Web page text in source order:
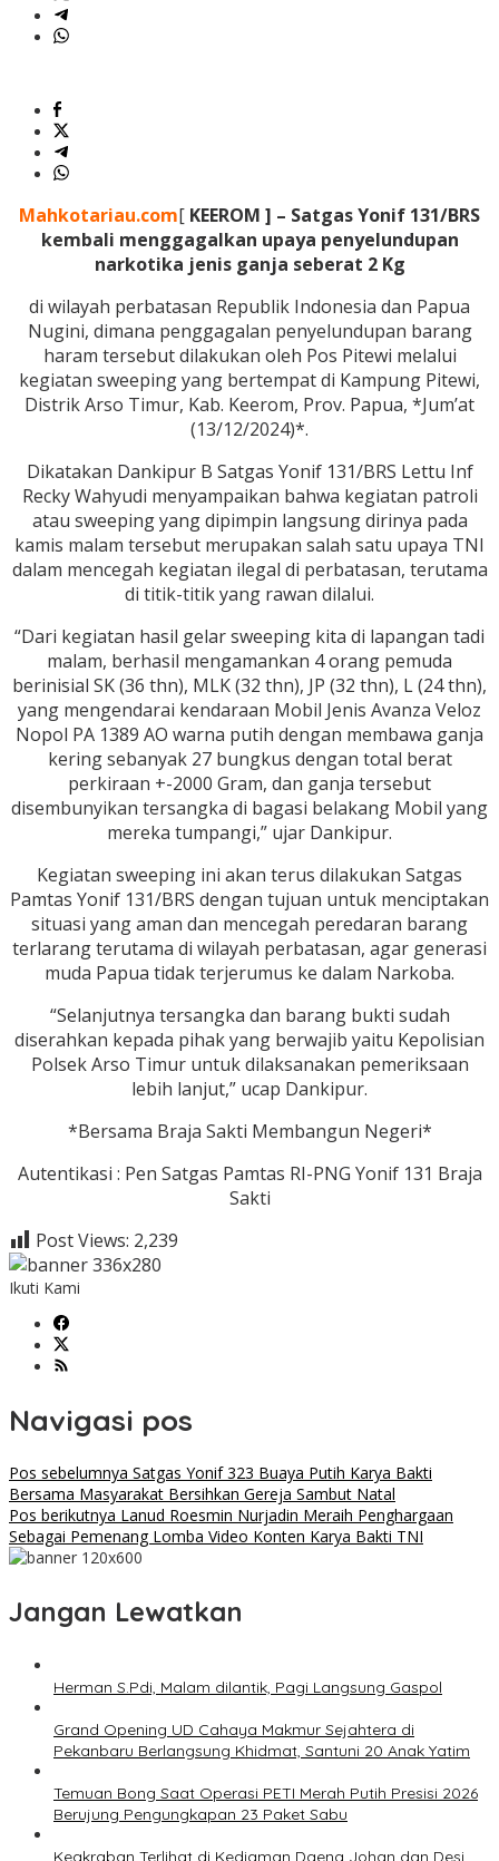
Mahkotariau.com[ KEEROM ] – Satgas Yonif 131/BRS
kembali menggagalkan upaya penyelundupan
narkotika jenis ganja seberat 2 Kg
di wilayah perbatasan Republik Indonesia dan Papua
Nugini, dimana penggagalan penyelundupan barang
haram tersebut dilakukan oleh Pos Pitewi melalui
kegiatan sweeping yang bertempat di Kampung Pitewi,
Distrik Arso Timur, Kab. Keerom, Prov. Papua, *Jum’at
(13/12/2024)*.
Dikatakan Dankipur B Satgas Yonif 131/BRS Lettu Inf
Recky Wahyudi menyampaikan bahwa kegiatan patroli
atau sweeping yang dipimpin langsung dirinya pada
kamis malam tersebut merupakan salah satu upaya TNI
dalam mencegah kegiatan ilegal di perbatasan, terutama
di titik-titik yang rawan dilalui.
“Dari kegiatan hasil gelar sweeping kita di lapangan tadi
malam, berhasil mengamankan 4 orang pemuda
berinisial SK (36 thn), MLK (32 thn), JP (32 thn), L (24 thn),
yang mengendarai kendaraan Mobil Jenis Avanza Veloz
Nopol PA 1389 AO warna putih dengan membawa ganja
kering sebanyak 27 bungkus dengan total berat
perkiraan +-2000 Gram, dan ganja tersebut
disembunyikan tersangka di bagasi belakang Mobil yang
mereka tumpangi,” ujar Dankipur.
Kegiatan sweeping ini akan terus dilakukan Satgas
Pamtas Yonif 131/BRS dengan tujuan untuk menciptakan
situasi yang aman dan mencegah peredaran barang
terlarang terutama di wilayah perbatasan, agar generasi
muda Papua tidak terjerumus ke dalam Narkoba.
“Selanjutnya tersangka dan barang bukti sudah
diserahkan kepada pihak yang berwajib yaitu Kepolisian
Polsek Arso Timur untuk dilaksanakan pemeriksaan
lebih lanjut,” ucap Dankipur.
*Bersama Braja Sakti Membangun Negeri*
Autentikasi : Pen Satgas Pamtas RI-PNG Yonif 131 Braja
Sakti
Post Views: 2,239
Ikuti Kami
Navigasi pos
Pos sebelumnya Satgas Yonif 323 Buaya Putih Karya Bakti
Bersama Masyarakat Bersihkan Gereja Sambut Natal
Pos berikutnya Lanud Roesmin Nurjadin Meraih Penghargaan
Sebagai Pemenang Lomba Video Konten Karya Bakti TNI
Jangan Lewatkan
Herman S.Pdi, Malam dilantik, Pagi Langsung Gaspol
Grand Opening UD Cahaya Makmur Sejahtera di
Pekanbaru Berlangsung Khidmat, Santuni 20 Anak Yatim
Temuan Bong Saat Operasi PETI Merah Putih Presisi 2026
Berujung Pengungkapan 23 Paket Sabu
Keakraban Terlihat di Kediaman Daeng Johan dan Desi